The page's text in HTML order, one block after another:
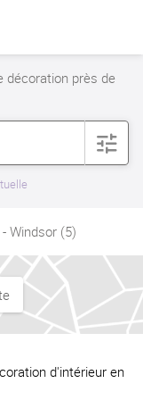
décoration près de
filter
Windsor (5)
d'intérieur en